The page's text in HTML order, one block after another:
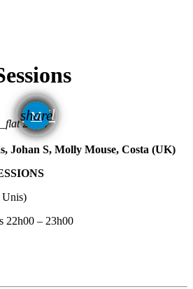
share
email
23:00
Johan S, Molly Mouse, Costa (UK)
Unis)
22h00 – 23h00